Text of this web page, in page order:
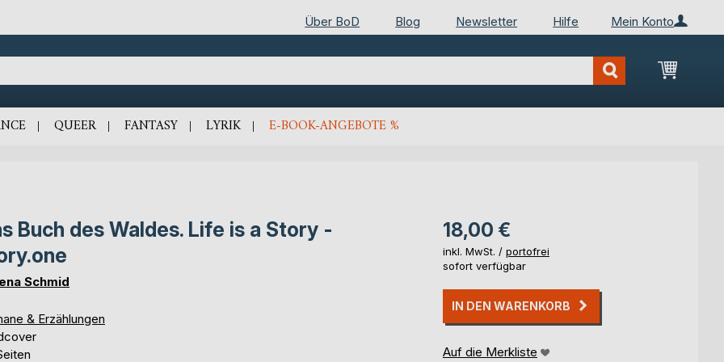
Mein Konto
Über BoD Blog Newsletter Hilfe
Mein
QUEER FANTASY LYRIK E-BOOK-ANGEBOTE %
Buch des Waldes. Life is a Story -
Schmid
& Erzählungen
18,00 €
inkl. MwSt. / portofrei
sofort verfügbar
IN DEN WARENKORB
Auf die Merkliste